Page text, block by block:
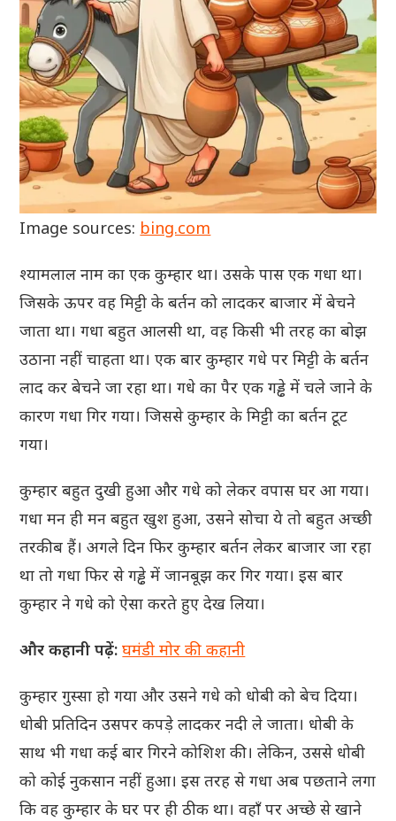
Image sources: bing.com
श्यामलाल नाम का एक कुम्हार था। उसके पास एक गधा था।
जिसके ऊपर वह मिट्टी के बर्तन को लादकर बाजार में बेचने
जाता था। गधा बहुत आलसी था, वह किसी भी तरह का बोझ
उठाना नहीं चाहता था। एक बार कुम्हार गधे पर मिट्टी के बर्तन
लाद कर बेचने जा रहा था। गधे का पैर एक गड्ढे में चले जाने के
कारण गधा गिर गया। जिससे कुम्हार के मिट्टी का बर्तन टूट
गया।
कुम्हार बहुत दुखी हुआ और गधे को लेकर वपास घर आ गया।
गधा मन ही मन बहुत खुश हुआ, उसने सोचा ये तो बहुत अच्छी
तरकीब हैं। अगले दिन फिर कुम्हार बर्तन लेकर बाजार जा रहा
था तो गधा फिर से गड्ढे में जानबूझ कर गिर गया। इस बार
कुम्हार ने गधे को ऐसा करते हुए देख लिया।
और कहानी पढ़ें: घमंडी मोर की कहानी
कुम्हार गुस्सा हो गया और उसने गधे को धोबी को बेच दिया।
धोबी प्रतिदिन उसपर कपड़े लादकर नदी ले जाता। धोबी के
साथ भी गधा कई बार गिरने कोशिश की। लेकिन, उससे धोबी
को कोई नुकसान नहीं हुआ। इस तरह से गधा अब पछताने लगा
कि वह कुम्हार के घर पर ही ठीक था। वहाँ पर अच्छे से खाने